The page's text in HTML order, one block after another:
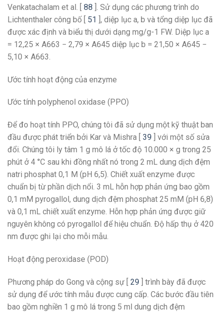
Venkatachalam et al. [ 88 ]. Sử dụng các phương trình do
Lichtenthaler công bố [ 51 ], diệp lục a, b và tổng diệp lục đã
được xác định và biểu thị dưới dạng mg/g-1 FW. Diệp lục a
= 12,25 × A663 − 2,79 × A645 diệp lục b = 21,50 × A645 −
5,10 × A663.
Ước tính hoạt động của enzyme
Ước tính polyphenol oxidase (PPO)
Để đo hoạt tính PPO, chúng tôi đã sử dụng một kỹ thuật ban
đầu được phát triển bởi Kar và Mishra [ 39 ] với một số sửa
đổi. Chúng tôi ly tâm 1 g mô lá ở tốc độ 10.000 × g trong 25
phút ở 4 °C sau khi đồng nhất nó trong 2 mL dung dịch đệm
natri phosphat 0,1 M (pH 6,5). Chiết xuất enzyme được
chuẩn bị từ phần dịch nổi. 3 mL hỗn hợp phản ứng bao gồm
0,1 mM pyrogallol, dung dịch đệm phosphat 25 mM (pH 6,8)
và 0,1 mL chiết xuất enzyme. Hỗn hợp phản ứng được giữ
nguyên không có pyrogallol để hiệu chuẩn. Độ hấp thụ ở 420
nm được ghi lại cho mỗi mẫu.
Hoạt động peroxidase (POD)
Phương pháp do Gong và cộng sự [ 29 ] trình bày đã được
sử dụng để ước tính mẫu được cung cấp. Các bước đầu tiên
bao gồm nghiền 1 g mô lá trong 5 ml dung dịch đệm